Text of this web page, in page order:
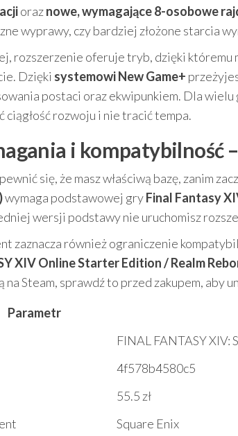
oraznowe, wymagające 8-osobowe
wyprawy, czy bardziej złożone starcia
rozszerzenie oferuje tryb, dzięki któremu
Dzięki systemowi New Game+
postaci oraz ekwipunkiem. Dla
ciągłość rozwoju i nie tracić tempa.
i kompatybilność
się, że masz właściwą bazę, zanim
wymaga podstawowej gryFinal Fantasy
wersji podstawy nie uruchomisz
zaznacza również ograniczenie
XIV Online Starter Edition / Realm
na Steam, sprawdź to przed zakupem, aby
Parametr
FINAL FANTASY
4f578b4580c5
55.5 zł
Square Enix